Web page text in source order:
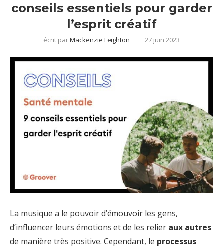
conseils essentiels pour garder
l’esprit créatif
écrit parMackenzie Leighton 27 juin 2023
La musique a le pouvoir d’émouvoir les gens,
d’influencer leurs émotions et de les relier aux autres
de manière très positive. Cependant, le processus